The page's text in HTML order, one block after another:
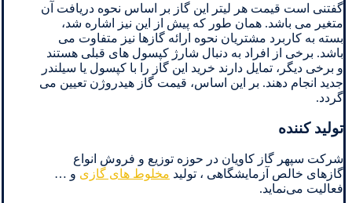
گفتنی است قیمت هر لیتر این گاز بر اساس نحوه دریافت آن
متغیر می باشد. همان طور که پیش از این نیز اشاره شد،
بسته به کاربرد مشتریان نحوه ارائه گازها نیز متفاوت می
باشد. برخی از افراد به دنبال شارژ کپسول های قبلی هستند
و برخی دیگر، تمایل دارند خرید این گاز را با کپسول یا سیلندر
جدید انجام دهند. بر این اساس، قیمت گاز هیدروژن تعیین می
گردد.
تولید کننده
شرکت سپهر گاز کاویان در حوزه توزیع و فروش انواع
گازهای خالص آزمایشگاهی ، تولید مخلوط های گازی و …
فعالیت می‌نماید.